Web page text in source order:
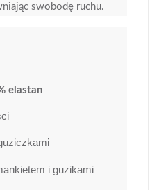
swobodę ruchu.
elastan
i guzikami